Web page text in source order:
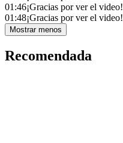
01:46¡Gracias por ver el video!
01:48¡Gracias por ver el video!
Mostrar menos
Recomendada